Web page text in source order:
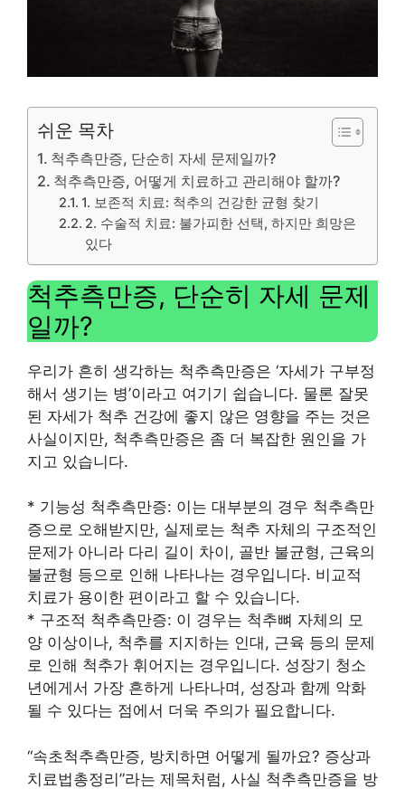
쉬운 목차
척추측만증, 단순히 자세 문제일까?
척추측만증, 어떻게 치료하고 관리해야 할까?
1. 보존적 치료: 척추의 건강한 균형 찾기
2. 수술적 치료: 불가피한 선택, 하지만 희망은
있다
척추측만증, 단순히 자세 문제
일까?
우리가 흔히 생각하는 척추측만증은 ‘자세가 구부정
해서 생기는 병’이라고 여기기 쉽습니다. 물론 잘못
된 자세가 척추 건강에 좋지 않은 영향을 주는 것은
사실이지만, 척추측만증은 좀 더 복잡한 원인을 가
지고 있습니다.
* 기능성 척추측만증: 이는 대부분의 경우 척추측만
증으로 오해받지만, 실제로는 척추 자체의 구조적인
문제가 아니라 다리 길이 차이, 골반 불균형, 근육의
불균형 등으로 인해 나타나는 경우입니다. 비교적
치료가 용이한 편이라고 할 수 있습니다.
* 구조적 척추측만증: 이 경우는 척추뼈 자체의 모
양 이상이나, 척추를 지지하는 인대, 근육 등의 문제
로 인해 척추가 휘어지는 경우입니다. 성장기 청소
년에게서 가장 흔하게 나타나며, 성장과 함께 악화
될 수 있다는 점에서 더욱 주의가 필요합니다.
“속초척추측만증, 방치하면 어떻게 될까요? 증상과
치료법총정리”라는 제목처럼, 사실 척추측만증을 방